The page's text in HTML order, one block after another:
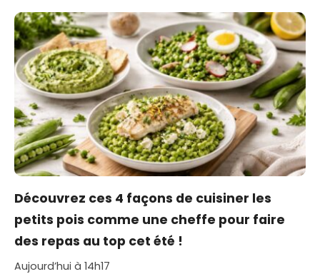
Découvrez ces 4 façons de cuisiner les
petits pois comme une cheffe pour faire
des repas au top cet été !
Aujourd’hui à 14h17